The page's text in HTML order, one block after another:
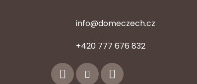
info@domeczech.cz
+420 777 676 832